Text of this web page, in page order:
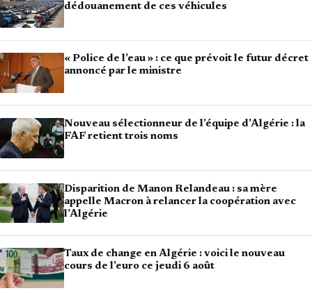
dédouanement de ces véhicules
« Police de l’eau » : ce que prévoit le futur décret
annoncé par le ministre
Nouveau sélectionneur de l’équipe d’Algérie : la
FAF retient trois noms
Disparition de Manon Relandeau : sa mère
appelle Macron à relancer la coopération avec
l’Algérie
Taux de change en Algérie : voici le nouveau
cours de l’euro ce jeudi 6 août